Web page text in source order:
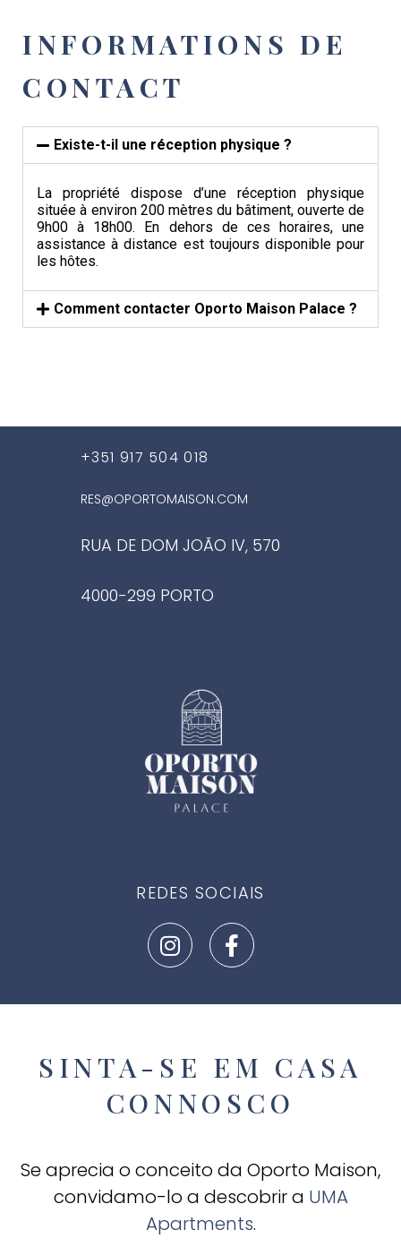
INFORMATIONS DE
CONTACT
Existe-t-il une réception physique ?
La propriété dispose d’une réception physique
située à environ 200 mètres du bâtiment, ouverte de
9h00 à 18h00. En dehors de ces horaires, une
assistance à distance est toujours disponible pour
les hôtes.
Comment contacter Oporto Maison Palace ?
+351 917 504 018
RES@OPORTOMAISON.COM
RUA DE DOM JOÃO IV, 570
4000-299 PORTO
REDES SOCIAIS
SINTA-SE EM CASA
CONNOSCO
Se aprecia o conceito da Oporto Maison,
convidamo-lo a descobrir a UMA
Apartments.